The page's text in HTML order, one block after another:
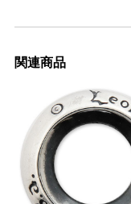
関連商品